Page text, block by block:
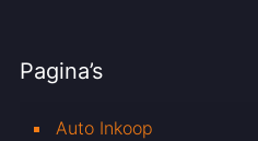
Pagina’s
Auto Inkoop